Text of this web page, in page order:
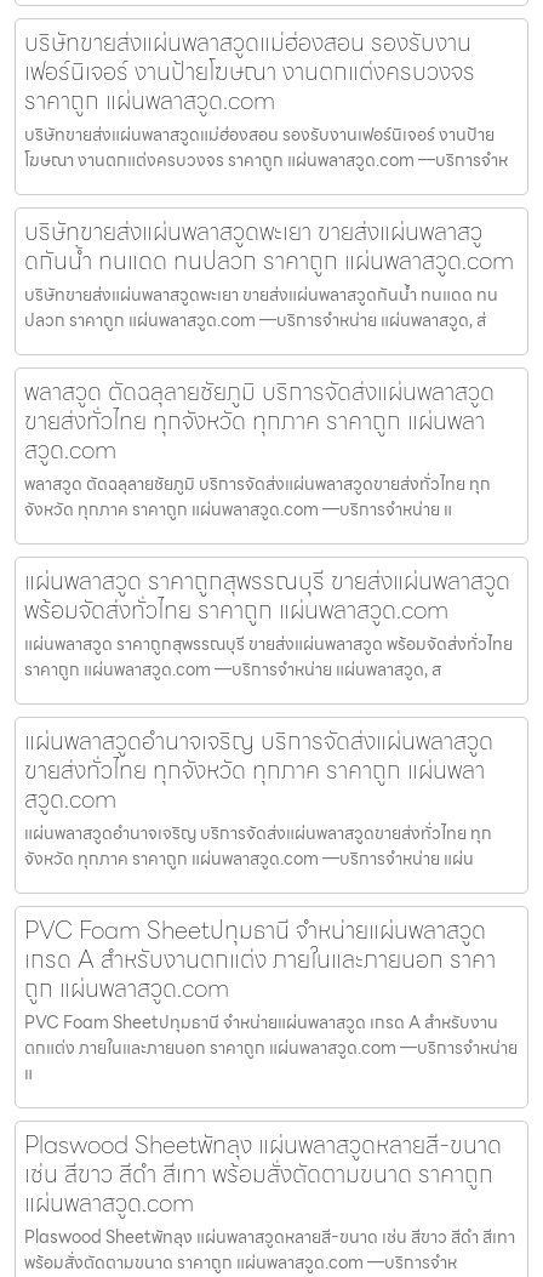
บริษัทขายส่งแผ่นพลาสวูดแม่ฮ่องสอน รองรับงาน
เฟอร์นิเจอร์ งานป้ายโฆษณา งานตกแต่งครบวงจร
ราคาถูก แผ่นพลาสวูด.com
บริษัทขายส่งแผ่นพลาสวูดแม่ฮ่องสอน รองรับงานเฟอร์นิเจอร์ งานป้าย
โฆษณา งานตกแต่งครบวงจร ราคาถูก แผ่นพลาสวูด.com —บริการจำห
บริษัทขายส่งแผ่นพลาสวูดพะเยา ขายส่งแผ่นพลาสวู
ดกันน้ำ ทนแดด ทนปลวก ราคาถูก แผ่นพลาสวูด.com
บริษัทขายส่งแผ่นพลาสวูดพะเยา ขายส่งแผ่นพลาสวูดกันน้ำ ทนแดด ทน
ปลวก ราคาถูก แผ่นพลาสวูด.com —บริการจำหน่าย แผ่นพลาสวูด, ส่
พลาสวูด ตัดฉลุลายชัยภูมิ บริการจัดส่งแผ่นพลาสวูด
ขายส่งทั่วไทย ทุกจังหวัด ทุกภาค ราคาถูก แผ่นพลา
สวูด.com
พลาสวูด ตัดฉลุลายชัยภูมิ บริการจัดส่งแผ่นพลาสวูดขายส่งทั่วไทย ทุก
จังหวัด ทุกภาค ราคาถูก แผ่นพลาสวูด.com —บริการจำหน่าย แ
แผ่นพลาสวูด ราคาถูกสุพรรณบุรี ขายส่งแผ่นพลาสวูด
พร้อมจัดส่งทั่วไทย ราคาถูก แผ่นพลาสวูด.com
แผ่นพลาสวูด ราคาถูกสุพรรณบุรี ขายส่งแผ่นพลาสวูด พร้อมจัดส่งทั่วไทย
ราคาถูก แผ่นพลาสวูด.com —บริการจำหน่าย แผ่นพลาสวูด, ส
แผ่นพลาสวูดอำนาจเจริญ บริการจัดส่งแผ่นพลาสวูด
ขายส่งทั่วไทย ทุกจังหวัด ทุกภาค ราคาถูก แผ่นพลา
สวูด.com
แผ่นพลาสวูดอำนาจเจริญ บริการจัดส่งแผ่นพลาสวูดขายส่งทั่วไทย ทุก
จังหวัด ทุกภาค ราคาถูก แผ่นพลาสวูด.com —บริการจำหน่าย แผ่น
PVC Foam Sheetปทุมธานี จำหน่ายแผ่นพลาสวูด
เกรด A สำหรับงานตกแต่ง ภายในและภายนอก ราคา
ถูก แผ่นพลาสวูด.com
PVC Foam Sheetปทุมธานี จำหน่ายแผ่นพลาสวูด เกรด A สำหรับงาน
ตกแต่ง ภายในและภายนอก ราคาถูก แผ่นพลาสวูด.com —บริการจำหน่าย
แ
Plaswood Sheetพัทลุง แผ่นพลาสวูดหลายสี-ขนาด
เช่น สีขาว สีดำ สีเทา พร้อมสั่งตัดตามขนาด ราคาถูก
แผ่นพลาสวูด.com
Plaswood Sheetพัทลุง แผ่นพลาสวูดหลายสี-ขนาด เช่น สีขาว สีดำ สีเทา
พร้อมสั่งตัดตามขนาด ราคาถูก แผ่นพลาสวูด.com —บริการจำห